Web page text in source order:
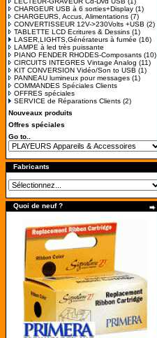
CHARGEUR USB à 6 sorties+Display (1)
CHARGEURS, Accus, Alimentations (7)
CONVERTISSEUR 12V->230Volts +USB (2)
TABLETTE LCD Ecritures & Dessins (1)
LASER,LIGHTS,Générateurs à fumée (16)
LAMPE à led très puissante
PIANO FENDER RHODES-Composants (10)
CIRCUITS INTEGRES Vintage Analog (11)
KIT CONVERSION Vidéo/Son to USB (1)
PANNEAU lumineux pour messages (1)
COMMANDES Spéciales Clients
OFFRES spéciales
SERVICE de Réparations Clients (2)
Nouveaux produits
Offres spéciales
Go to..
Fabricants
Quoi de neuf ?